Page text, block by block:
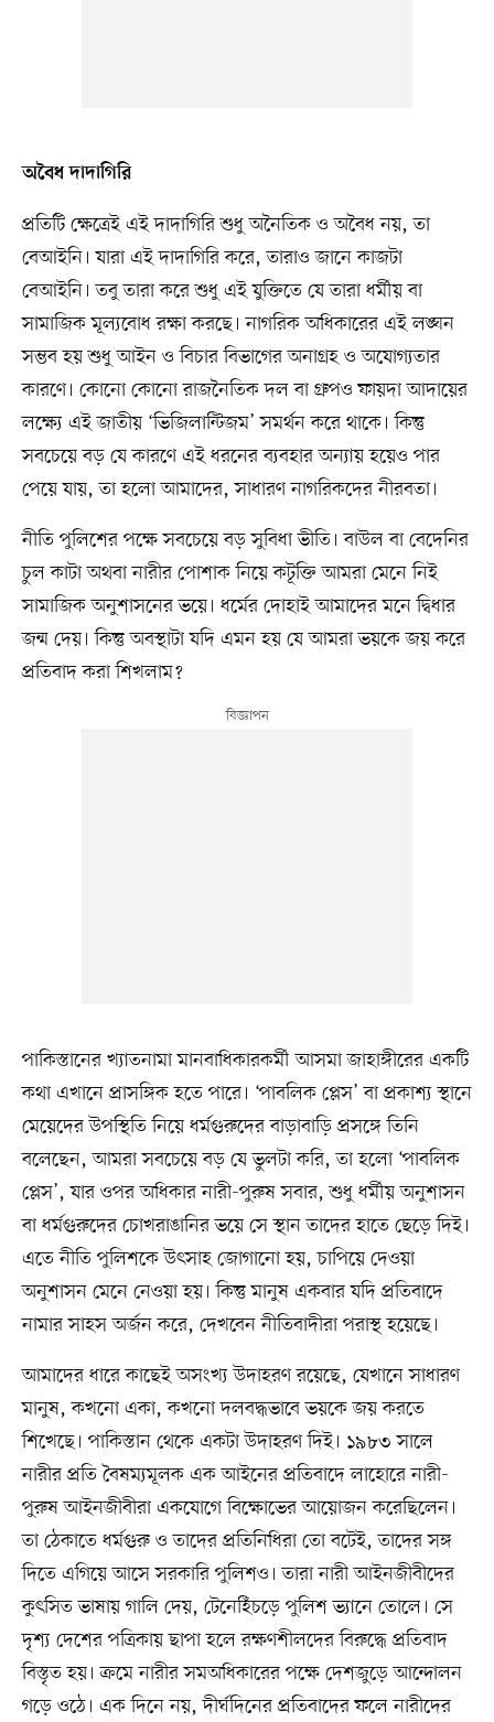
অবৈধ দাদাগিরি
প্রতিটি ক্ষেত্রেই এই দাদাগিরি শুধু অনৈতিক ও অবৈধ নয়, তা
বেআইনি। যারা এই দাদাগিরি করে, তারাও জানে কাজটা
বেআইনি। তবু তারা করে শুধু এই যুক্তিতে যে তারা ধর্মীয় বা
সামাজিক মূল্যবোধ রক্ষা করছে। নাগরিক অধিকারের এই লঙ্ঘন
সম্ভব হয় শুধু আইন ও বিচার বিভাগের অনাগ্রহ ও অযোগ্যতার
কারণে। কোনো কোনো রাজনৈতিক দল বা গ্রুপও ফায়দা আদায়ের
লক্ষ্যে এই জাতীয় ‘ভিজিলান্টিজম’ সমর্থন করে থাকে। কিন্তু
সবচেয়ে বড় যে কারণে এই ধরনের ব্যবহার অন্যায় হয়েও পার
পেয়ে যায়, তা হলো আমাদের, সাধারণ নাগরিকদের নীরবতা।
নীতি পুলিশের পক্ষে সবচেয়ে বড় সুবিধা ভীতি। বাউল বা বেদেনির
চুল কাটা অথবা নারীর পোশাক নিয়ে কটূক্তি আমরা মেনে নিই
সামাজিক অনুশাসনের ভয়ে। ধর্মের দোহাই আমাদের মনে দ্বিধার
জন্ম দেয়। কিন্তু অবস্থাটা যদি এমন হয় যে আমরা ভয়কে জয় করে
প্রতিবাদ করা শিখলাম?
পাকিস্তানের খ্যাতনামা মানবাধিকারকর্মী আসমা জাহাঙ্গীরের একটি
কথা এখানে প্রাসঙ্গিক হতে পারে। ‘পাবলিক প্লেস’ বা প্রকাশ্য স্থানে
মেয়েদের উপস্থিতি নিয়ে ধর্মগুরুদের বাড়াবাড়ি প্রসঙ্গে তিনি
বলেছেন, আমরা সবচেয়ে বড় যে ভুলটা করি, তা হলো ‘পাবলিক
প্লেস’, যার ওপর অধিকার নারী-পুরুষ সবার, শুধু ধর্মীয় অনুশাসন
বা ধর্মগুরুদের চোখরাঙানির ভয়ে সে স্থান তাদের হাতে ছেড়ে দিই।
এতে নীতি পুলিশকে উৎসাহ জোগানো হয়, চাপিয়ে দেওয়া
অনুশাসন মেনে নেওয়া হয়। কিন্তু মানুষ একবার যদি প্রতিবাদে
নামার সাহস অর্জন করে, দেখবেন নীতিবাদীরা পরাস্থ হয়েছে।
আমাদের ধারে কাছেই অসংখ্য উদাহরণ রয়েছে, যেখানে সাধারণ
মানুষ, কখনো একা, কখনো দলবদ্ধভাবে ভয়কে জয় করতে
শিখেছে। পাকিস্তান থেকে একটা উদাহরণ দিই। ১৯৮৩ সালে
নারীর প্রতি বৈষম্যমূলক এক আইনের প্রতিবাদে লাহোরে নারী-
পুরুষ আইনজীবীরা একযোগে বিক্ষোভের আয়োজন করেছিলেন।
তা ঠেকাতে ধর্মগুরু ও তাদের প্রতিনিধিরা তো বটেই, তাদের সঙ্গ
দিতে এগিয়ে আসে সরকারি পুলিশও। তারা নারী আইনজীবীদের
কুৎসিত ভাষায় গালি দেয়, টেনেহিঁচড়ে পুলিশ ভ্যানে তোলে। সে
দৃশ্য দেশের পত্রিকায় ছাপা হলে রক্ষণশীলদের বিরুদ্ধে প্রতিবাদ
বিস্তৃত হয়। ক্রমে নারীর সমঅধিকারের পক্ষে দেশজুড়ে আন্দোলন
গড়ে ওঠে। এক দিনে নয়, দীর্ঘদিনের প্রতিবাদের ফলে নারীদের